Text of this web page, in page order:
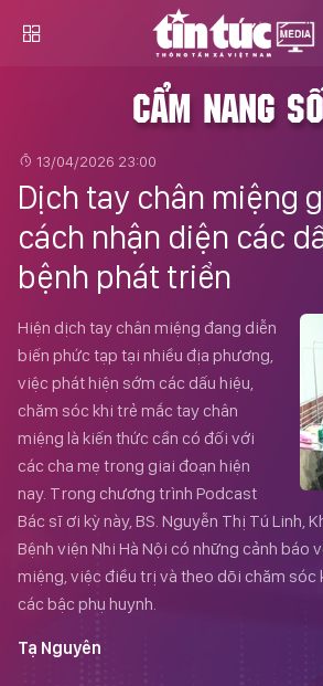
CẨM NANG
13/04/2026 23:00
Dịch tay chân miệng
cách nhận diện các
bệnh phát triển
Hiện dịch tay chân miệng đang diễn
biến phức tạp tại nhiều địa phương,
việc phát hiện sớm các dấu hiệu,
chăm sóc khi trẻ mắc tay chân
miệng là kiến thức cần có đối với
các cha mẹ trong giai đoạn hiện
nay. Trong chương trình Podcast
Bác sĩ ơi kỳ này, BS. Nguyễn Thị Tú Linh,
Bệnh viện Nhi Hà Nội có những cảnh báo
miệng, việc điều trị và theo dõi chăm sóc
các bậc phụ huynh.
Tạ Nguyên